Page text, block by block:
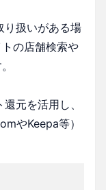
り扱いがある場
の店舗検索や
元を活用し、
やKeepa等）